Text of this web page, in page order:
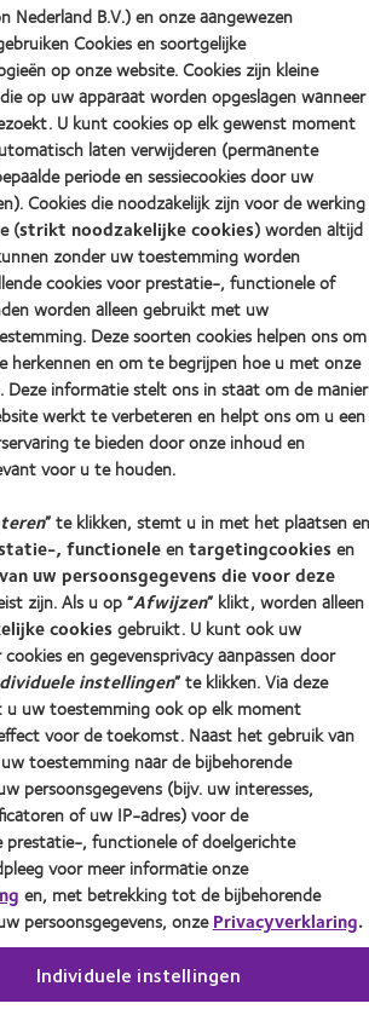
Nederland B.V.) en onze aangewezen
Cookies en soortgelijke
op onze website. Cookies zijn kleine
op uw apparaat worden opgeslagen wanneer
U kunt cookies op elk gewenst moment
laten verwijderen (permanente
periode en sessiecookies door uw
Cookies die noodzakelijk zijn voor de werking
(strikt noodzakelijke cookies) worden altijd
zonder uw toestemming worden
cookies voor prestatie-, functionele of
worden alleen gebruikt met uw
Deze soorten cookies helpen ons om
herkennen en om te begrijpen hoe u met onze
Deze informatie stelt ons in staat om de manier
werkt te verbeteren en helpt ons om u een
te bieden door onze inhoud en
voor u te houden.
” te klikken, stemt u in met het plaatsen en
, functioneleentargetingcookiesen
uw persoonsgegevens die voor deze
zijn. Als u op “Afwijzen” klikt, worden alleen
cookiesgebruikt. U kunt ook uw
en gegevensprivacy aanpassen door
instellingen” te klikken. Via deze
u uw toestemming ook op elk moment
voor de toekomst. Naast het gebruik van
toestemming naar de bijbehorende
persoonsgegevens (bijv. uw interesses,
of uw IP-adres) voor de
prestatie-, functionele of doelgerichte
voor meer informatie onze
en, met betrekking tot de bijbehorende
persoonsgegevens, onzePrivacyverklaring.
Individuele instellingen